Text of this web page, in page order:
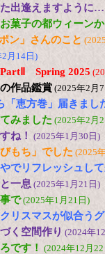
出逢えますように…
菓子の都ウィーン
ン」さんのこと
2月14日)
Spring 2025
作品鑑賞 (2025年2月
恵方巻」届きまし
みました (2025年2月
ね！ (2025年1月30日)
もち」でした (2025
でリフレッシュし
一息 (2025年1月21日)
で(2025年1月21日)
リスマスが似合う
く空間作り (2024年
です！ (2024年12月